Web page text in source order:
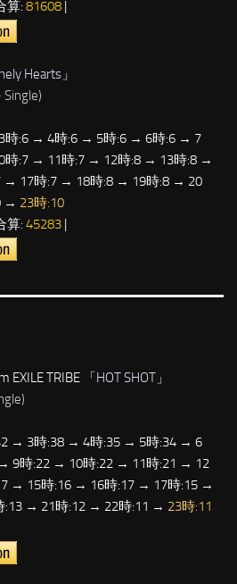
算: 81608 |
Hearts 」
:6 → 4時:6 → 5時:6 → 6時:6 → 7
:7 → 11時:7 → 12時:8 → 13時:8 →
→ 17時:7 → 18時:8 → 19時:8 → 20
→ 23時:10
算: 45283 |
EXILE TRIBE 「HOT SHOT 」
→ 3時:38 → 4時:35 → 5時:34 → 6
9時:22 → 10時:22 → 11時:21 → 12
→ 15時:16 → 16時:17 → 17時:15 →
:13 → 21時:12 → 22時:11 → 23時:11